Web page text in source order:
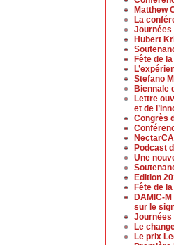
Matthew
La
Journées
Hubert
Fête de
Stefano
Biennale
Lettre
et de
Congrès
Podcast
Une
Edition
Fête de
DAMIC-
sur le
Journées
Le
Le prix